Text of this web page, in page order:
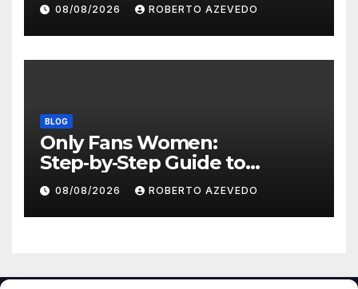
08/08/2026 ROBERTO AZEVEDO
BLOG
Only Fans Women:
Step‑by‑Step Guide to
Secure, Private Access and
Premium Experience
08/08/2026 ROBERTO AZEVEDO